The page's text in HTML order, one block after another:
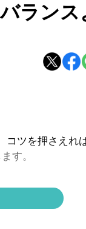
ランス
コツを押さえれ
す。
ント。特におす